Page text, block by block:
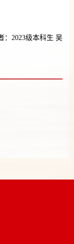
2023级本科生 吴